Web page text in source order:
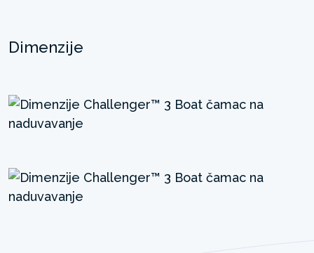
Dimenzije